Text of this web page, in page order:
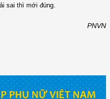
sai thì mới đúng.
PNVN